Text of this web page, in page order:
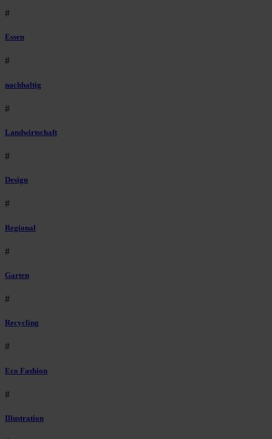
#
Essen
#
nachhaltig
#
Landwirtschaft
#
Design
#
Regional
#
Garten
#
Recycling
#
Eco Fashion
#
Illustration